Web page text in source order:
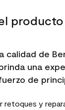
producto
calidad de
una
de
retoques y